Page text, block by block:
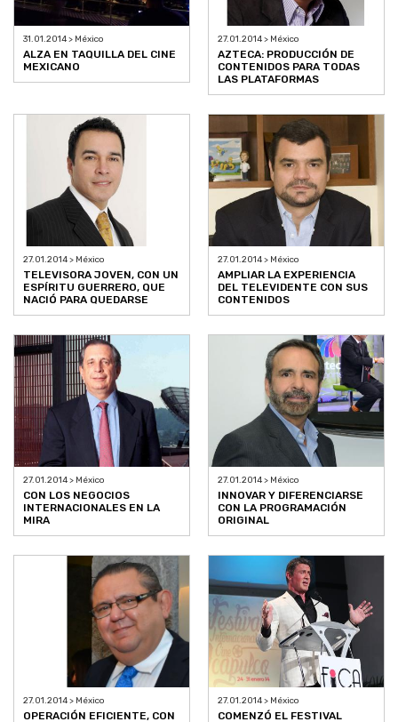
31.01.2014 > México
ALZA EN TAQUILLA DEL CINE
MEXICANO
27.01.2014 > México
AZTECA: PRODUCCIÓN DE
CONTENIDOS PARA TODAS
LAS PLATAFORMAS
27.01.2014 > México
TELEVISORA JOVEN, CON UN
ESPÍRITU GUERRERO, QUE
NACIÓ PARA QUEDARSE
27.01.2014 > México
AMPLIAR LA EXPERIENCIA
DEL TELEVIDENTE CON SUS
CONTENIDOS
27.01.2014 > México
CON LOS NEGOCIOS
INTERNACIONALES EN LA
MIRA
27.01.2014 > México
INNOVAR Y DIFERENCIARSE
CON LA PROGRAMACIÓN
ORIGINAL
27.01.2014 > México
OPERACIÓN EFICIENTE, CON
27.01.2014 > México
COMENZÓ EL FESTIVAL